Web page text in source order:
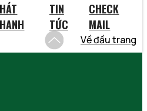
TIN
TỨC
CHECK
MAIL
Về đầu trang